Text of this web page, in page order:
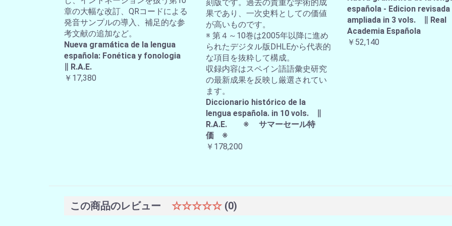
章の大幅な改訂、QRコードによる
発音サンプルの導入、補足的な参
考文献の追加など。
Nueva gramática de la lengua
española: Fonética y fonologia
∥ R.A.E.
￥17,380
刻版です。過去の貴重な学術的成
果であり、一次史料としての価値
が高いものです。
※ 第４～10巻は2005年以降に進め
られたデジタル版DHLEから代表的
な項目を抜粋して構成。
収録内容はスペイン語語彙史研究
の最新成果を反映し厳選されてい
ます。
Diccionario histórico de la
lengua española. in 10 vols. ∥
R.A.E. ※ サマーセール特
価 ※
￥178,200
española - Edicion revisada
ampliada in 3 vols. ∥ Real
Academia Española
￥52,140
この商品のレビュー ☆☆☆☆☆ (0)